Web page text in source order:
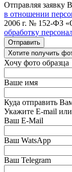
Отправляя заявку
в отношении
2006 г. № 152-ФЗ
обработку
Отправить
Хотите получить
Хочу фото образца
Ваше имя
Куда отправить
Укажите E-mail
Ваш E-Mail
Ваш WatsApp
Ваш Telegram